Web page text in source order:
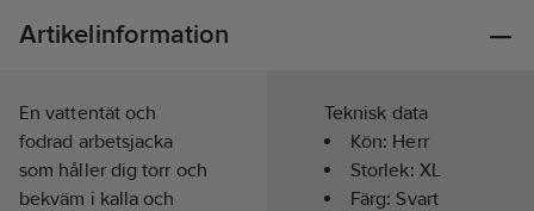
Artikelinformation
En vattentät och
fodrad arbetsjacka
som håller dig torr och
bekväm i kalla och
Teknisk data
Kön: Herr
Storlek: XL
Färg:Svart